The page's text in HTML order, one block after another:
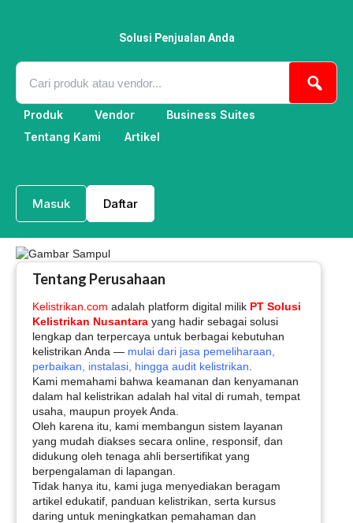
Solusi Penjualan Anda
Produk Vendor
Business Suites
Tentang Kami
Artikel
Masuk Daftar
Tentang Perusahaan
Kelistrikan.com adalah platform digital milik PT Solusi
Kelistrikan Nusantara yang hadir sebagai solusi
lengkap dan terpercaya untuk berbagai kebutuhan
kelistrikan Anda — mulai dari jasa pemeliharaan,
perbaikan, instalasi, hingga audit kelistrikan
Kami memahami bahwa keamanan dan kenyamanan
dalam hal kelistrikan adalah hal vital di rumah, tempat
usaha, maupun proyek Anda.
Oleh karena itu, kami membangun sistem layanan
yang mudah diakses secara online, responsif, dan
didukung oleh tenaga ahli bersertifikat yang
berpengalaman di lapangan.
Tidak hanya itu, kami juga menyediakan beragam
artikel edukatif, panduan kelistrikan, serta kursus
daring untuk meningkatkan pemahaman dan